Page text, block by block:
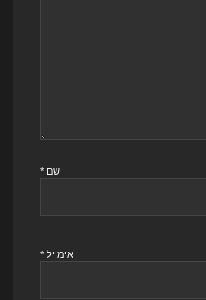
שם *
אימייל *